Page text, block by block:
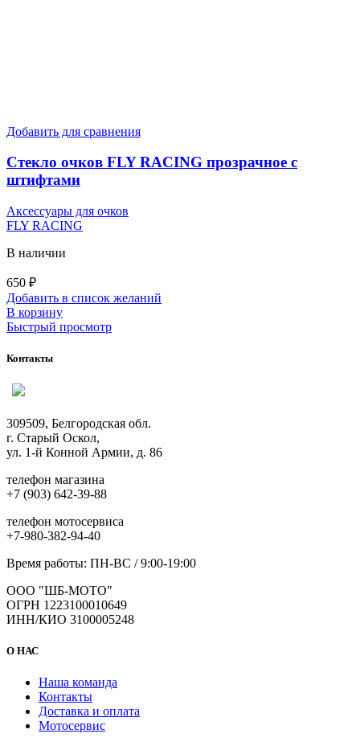
Добавить для сравнения
Стекло очков FLY RACING прозрачное с
штифтами
Аксессуары для очков
FLY RACING
В наличии
650 ₽
Добавить в список желаний
В корзину
Быстрый просмотр
Контакты
309509, Белгородская обл.
г. Старый Оскол,
ул. 1-й Конной Армии, д. 86
телефон магазина
+7 (903) 642-39-88
телефон мотосервиса
+7-980-382-94-40
Время работы: ПН-ВС / 9:00-19:00
ООО "ШБ-МОТО"
ОГРН 1223100010649
ИНН/КИО 3100005248
О НАС
Наша команда
Контакты
Доставка и оплата
Мотосервис